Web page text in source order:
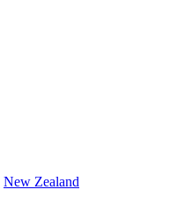
New Zealand